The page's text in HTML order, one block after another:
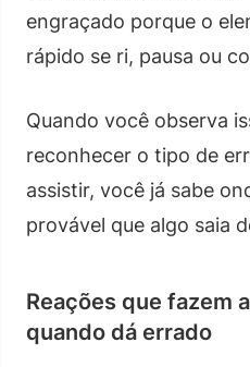
engraçado porque o
rápido se ri, pausa ou
Quando você observa
reconhecer o tipo de
assistir, você já sabe
provável que algo saia
Reações que fazem
quando dá errado